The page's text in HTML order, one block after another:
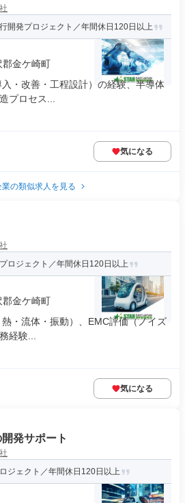
開発プロジェクト／年間休日120日以上
金ケ崎町
・改善・工程設計）の経験、半導体
プロセス...
気になる
業の類似求人を見る
ロジェクト／年間休日120日以上
金ケ崎町
・流体・振動）、EMC評価（ノイズ
経験...
気になる
発サポート
ジェクト／年間休日120日以上